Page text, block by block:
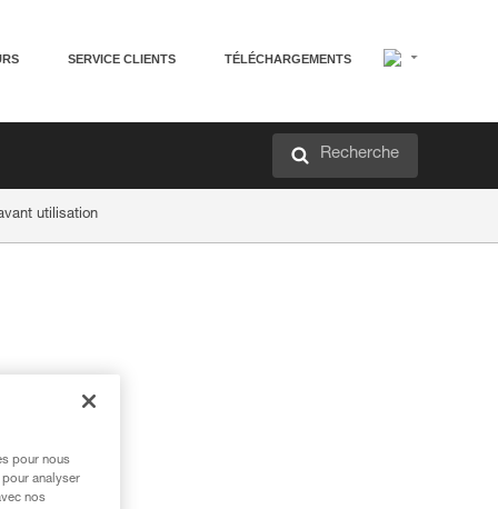
SERVICE CLIENTS TÉLÉCHARGEMENTS
Recherche
utilisation
pour nous
analyser
nos